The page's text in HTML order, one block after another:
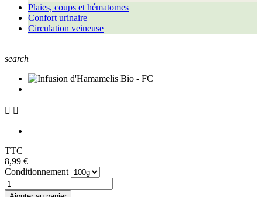
Plaies, coups et hématomes
Confort urinaire
Circulation veineuse
search
 
TTC
8,99 €
Conditionnement